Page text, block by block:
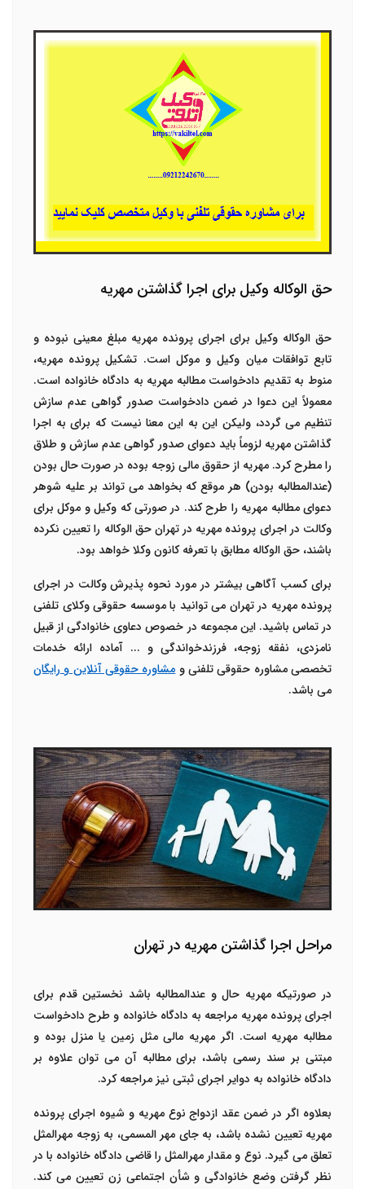
حق الوکاله وکیل برای اجرا گذاشتن مهریه
حق الوکاله وکیل برای اجرای پرونده مهریه مبلغ معینی نبوده و
تابع توافقات میان وکیل و موکل است. تشکیل پرونده مهریه،
منوط به تقدیم دادخواست مطالبه مهریه به دادگاه خانواده است.
معمولاً این دعوا در ضمن دادخواست صدور گواهی عدم سازش
تنظیم می گردد، ولیکن این به این معنا نیست که برای به اجرا
گذاشتن مهریه لزوماً باید دعوای صدور گواهی عدم سازش و طلاق
را مطرح کرد. مهریه از حقوق مالی زوجه بوده در صورت حال بودن
(عندالمطالبه بودن) هر موقع که بخواهد می تواند بر علیه شوهر
دعوای مطالبه مهریه را طرح کند. در صورتی که وکیل و موکل برای
وکالت در اجرای پرونده مهریه در تهرانحق الوکاله را تعیین نکرده
باشند، حق الوکاله مطابق با تعرفه کانون وکلا خواهد بود.
برای کسب آگاهی بیشتر در مورد نحوه پذیرشوکالت در اجرای
پرونده مهریه در تهران می توانید باموسسه حقوقی وکلای تلفنی
در تماس باشید. این مجموعه در خصوص دعاوی خانوادگی از قبیل
نامزدی، نفقه زوجه، فرزندخواندگی و ... آماده ارائه خدمات
تخصصیمشاوره حقوقی تلفنیومشاوره حقوقی آنلاین و رایگان
می باشد.
مراحل اجرا گذاشتن مهریه در تهران
در صورتیکه مهریه حال و عندالمطالبه باشد نخستین قدم برای
اجرای پرونده مهریه مراجعه به دادگاه خانواده و طرح دادخواست
مطالبه مهریه است. اگر مهریه مالی مثل زمین یا منزل بوده و
مبتنی بر سند رسمی باشد، برای مطالبه آن می توان علاوه بر
دادگاه خانواده به دوایر اجرای ثبتی نیز مراجعه کرد.
بعلاوه اگر در ضمن عقد ازدواج نوع مهریه و شیوهاجرای پرونده
مهریه تعیین نشده باشد، به جای مهر المسمی، به زوجه مهرالمثل
تعلق می گیرد. نوع و مقدار مهرالمثل را قاضی دادگاه خانواده با در
نظر گرفتن وضع خانوادگی و شأن اجتماعی زن تعیین می کند.